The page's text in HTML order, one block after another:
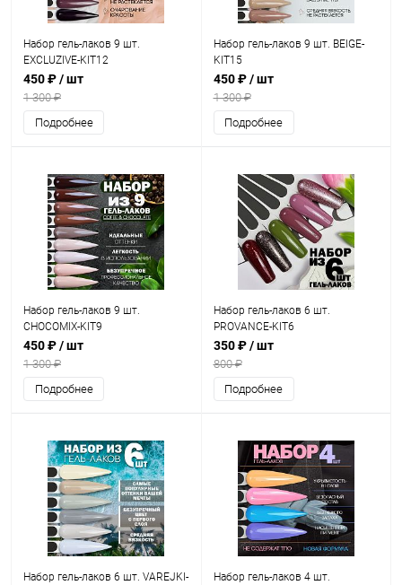
Набор гель-лаков 9 шт.
EXCLUZIVE-KIT12
450 ₽/ шт
1 300 ₽
Подробнее
Набор гель-лаков 9 шт. BEIGE-
KIT15
450 ₽/ шт
1 300 ₽
Подробнее
Набор гель-лаков 9 шт.
CHOCOMIX-KIT9
450 ₽/ шт
1 300 ₽
Подробнее
Набор гель-лаков 6 шт.
PROVANCE-KIT6
350 ₽/ шт
800 ₽
Подробнее
Набор гель-лаков 6 шт. VAREJKI-
Набор гель-лаков 4 шт.